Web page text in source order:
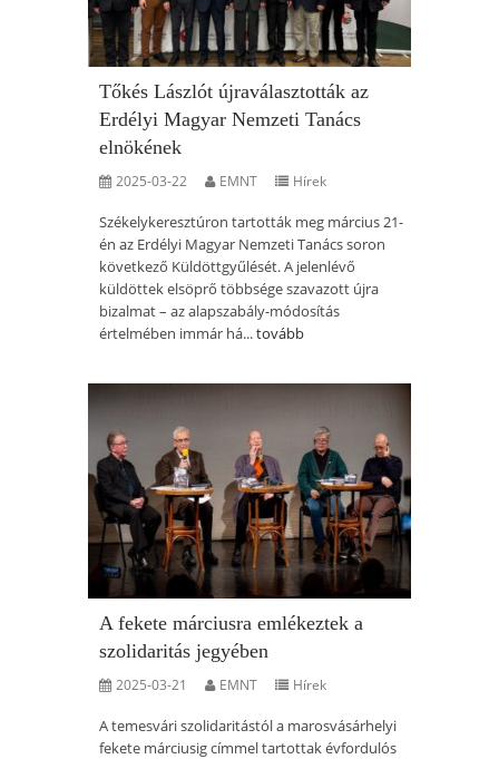
Tőkés Lászlót újraválasztották az
Erdélyi Magyar Nemzeti Tanács
elnökének
2025-03-22 EMNT Hírek
Székelykeresztúron tartották meg március 21-
én az Erdélyi Magyar Nemzeti Tanács soron
következő Küldöttgyűlését. A jelenlévő
küldöttek elsöprő többsége szavazott újra
bizalmat – az alapszabály-módosítás
értelmében immár há...tovább
A fekete márciusra emlékeztek a
szolidaritás jegyében
2025-03-21 EMNT Hírek
A temesvári szolidaritástól a marosvásárhelyi
fekete márciusig címmel tartottak évfordulós